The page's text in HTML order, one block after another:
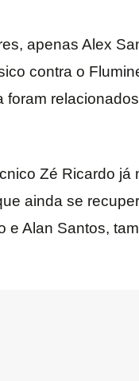
apenas Alex
contra o
foram
Zé Ricardo já
ainda se
e Alan Santos,